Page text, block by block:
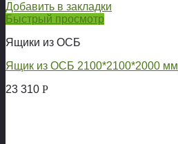
Добавить в закладки
Быстрый просмотр
Ящики из ОСБ
Ящик из ОСБ 2100*2100*2000 мм
23 310 Р